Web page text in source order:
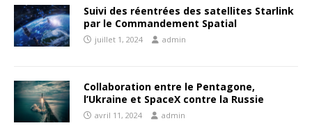
Suivi des réentrées des satellites Starlink
par le Commandement Spatial
juillet 1, 2024 admin
Collaboration entre le Pentagone,
l’Ukraine et SpaceX contre la Russie
avril 11, 2024 admin